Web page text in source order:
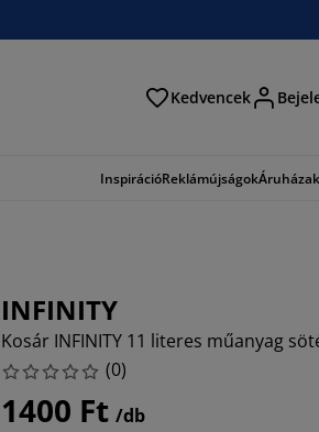
Kedvencek
InspirációReklámújságokÁruházak
INFINITY
Kosár INFINITY 11 literes műanyag
(0)
1400 Ft /db